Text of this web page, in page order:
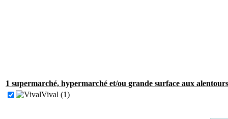
1 supermarché, hypermarché et/ou grande surface aux
Vival (1)